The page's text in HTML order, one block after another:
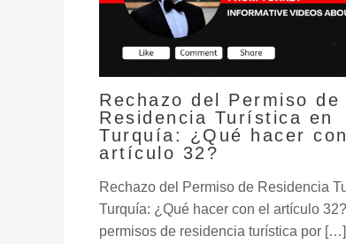
Rechazo del Permiso de
Residencia Turística en
Turquía: ¿Qué hacer con
artículo 32?
Rechazo del Permiso de Residencia
Turquía: ¿Qué hacer con el artículo
permisos de residencia turística por […]